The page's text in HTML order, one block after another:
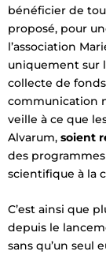
bénéficier de
proposé, pour
l’association
uniquement sur
collecte de
communication
veille à ce que
Alvarum, soient
des
scientifique à la
C’est ainsi que
depuis le
sans qu’un seul